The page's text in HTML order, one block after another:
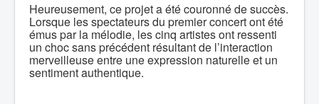
Heureusement, ce projet a été couronné de succès.
Lorsque les spectateurs du premier concert ont été
émus par la mélodie, les cinq artistes ont ressenti
un choc sans précédent résultant de l’interaction
merveilleuse entre une expression naturelle et un
sentiment authentique.